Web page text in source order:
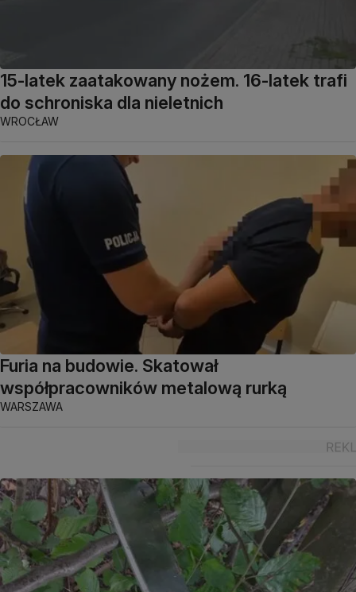
15-latek zaatakowany nożem. 16-latek trafi
do schroniska dla nieletnich
WROCŁAW
Furia na budowie. Skatował
współpracowników metalową rurką
WARSZAWA